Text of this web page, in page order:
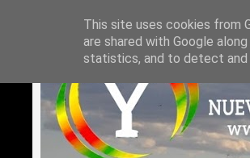
This site uses cookies from
are shared with Google
statistics, and to detect and